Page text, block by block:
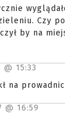
Czy
by na
@ 15:33
na
@ 16:59